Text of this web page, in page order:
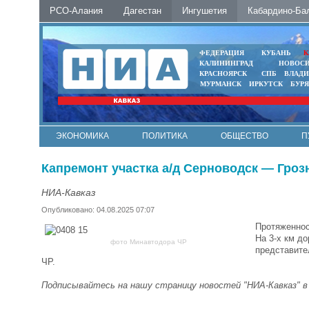
РСО-Алания Дагестан Ингушетия Кабардино-
ФЕДЕРАЦИЯ КУБАНЬ
КАЛИНИНГРАД
КРАСНОЯРСК
СПБ
МУРМАНСК
ИРКУТСК
ЭКОНОМИКА ПОЛИТИКА ОБЩЕСТВО
Капремонт участка а/д Серноводск —
НИА-Кавказ
Опубликовано: 04.08.2025 07:07
фото Минавтодора ЧР
На 3-х км
ЧР.
Подписывайтесь на нашу страницу новостей "НИА-Кавказ"